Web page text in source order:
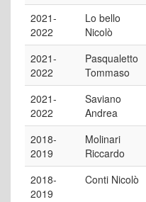
2021-
2022
Lo bello
Nicolò
2021-
2022
Pasqualetto
Tommaso
2021-
2022
Saviano
Andrea
2018-
2019
Molinari
Riccardo
2018-
2019
Conti Nicolò